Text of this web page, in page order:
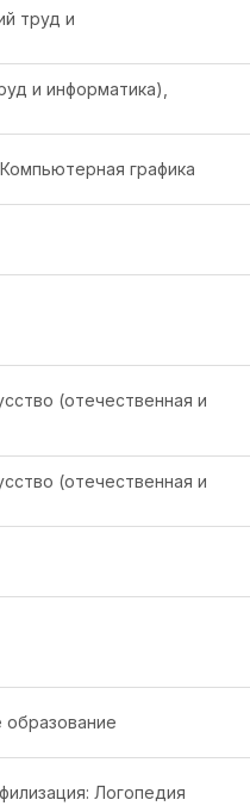
труд и
и информатика),
графика
(отечественная и
(отечественная и
образование
Логопедия